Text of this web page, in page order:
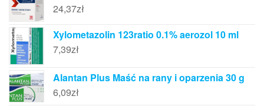
24,37zł
Xylometazolin 123ratio 0.1% aerozol 10 ml
7,39zł
Alantan Plus Maść na rany i oparzenia 30 g
6,09zł